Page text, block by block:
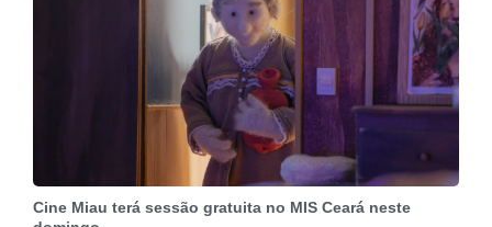
Cine Miau terá sessão gratuita no MIS Ceará neste